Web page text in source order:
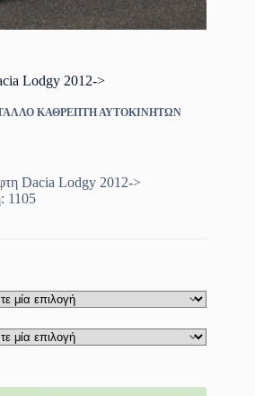
Lodgy 2012->
ΚΑΘΡΈΠΤΗ ΑΥΤΟΚΙΝΗΤΩΝ
Dacia Lodgy 2012->
1105